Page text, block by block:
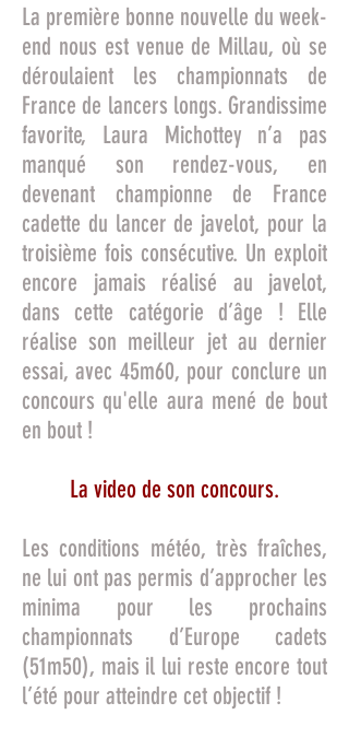
La première bonne nouvelle du week-
end nous est venue de Millau, où se
déroulaient les championnats de
France de lancers longs. Grandissime
favorite, Laura Michottey n’a pas
manqué son rendez-vous, en
devenant championne de France
cadette du lancer de javelot, pour la
troisième fois consécutive. Un exploit
encore jamais réalisé au javelot,
dans cette catégorie d’âge ! Elle
réalise son meilleur jet au dernier
essai, avec 45m60, pour conclure un
concours qu'elle aura mené de bout
en bout !
La video de son concours.
Les conditions météo, très fraîches,
ne lui ont pas permis d’approcher les
minima pour les prochains
championnats d’Europe cadets
(51m50), mais il lui reste encore tout
l’été pour atteindre cet objectif !